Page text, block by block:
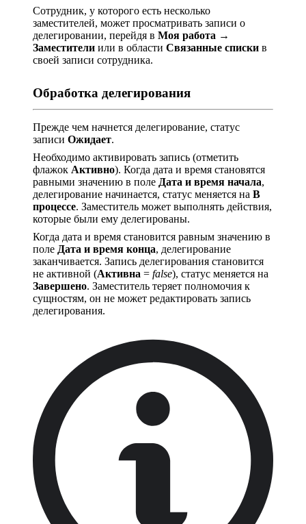
Сотрудник, у которого есть несколько
заместителей, может просматривать записи о
делегировании, перейдя в Моя работа →
Заместители или в области Связанные списки в
своей записи сотрудника.
Обработка делегирования
Прежде чем начнется делегирование, статус
записи Ожидает.
Необходимо активировать запись (отметить
флажок Активно). Когда дата и время становятся
равными значению в поле Дата и время начала,
делегирование начинается, статус меняется на В
процессе. Заместитель может выполнять действия,
которые были ему делегированы.
Когда дата и время становится равным значению в
поле Дата и время конца, делегирование
заканчивается. Запись делегирования становится
не активной (Активна = false), статус меняется на
Завершено. Заместитель теряет полномочия к
сущностям, он не может редактировать запись
делегирования.